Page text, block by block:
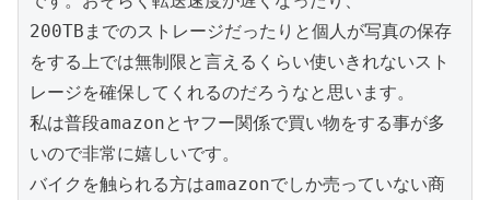
200TBまでのストレージだったりと個人が写真の保存
をする上では無制限と言えるくらい使いきれないスト
レージを確保してくれるのだろうなと思います。
私は普段amazonとヤフー関係で買い物をする事が多
いので非常に嬉しいです。
バイクを触られる方はamazonでしか売っていない商